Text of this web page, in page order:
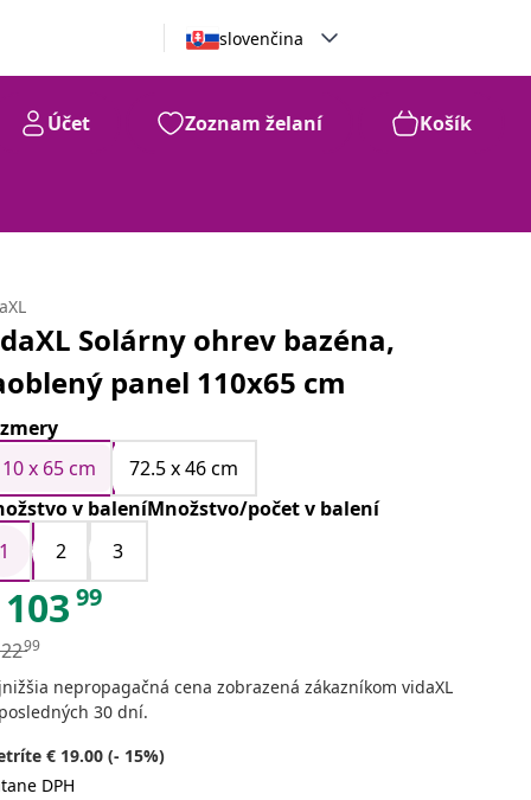
slovenčina
Účet Zoznam želaní Košík
Solárny ohrev bazéna,
panel 110x65 cm
x 65 cm
72.5 x 46 cm
v baleníMnožstvo/počet v balení
1
2 3
103 99
99
nepropagačná cena zobrazená zákazníkom vidaXL
30 dní.
€ 19.00 (- 15%)
DPH